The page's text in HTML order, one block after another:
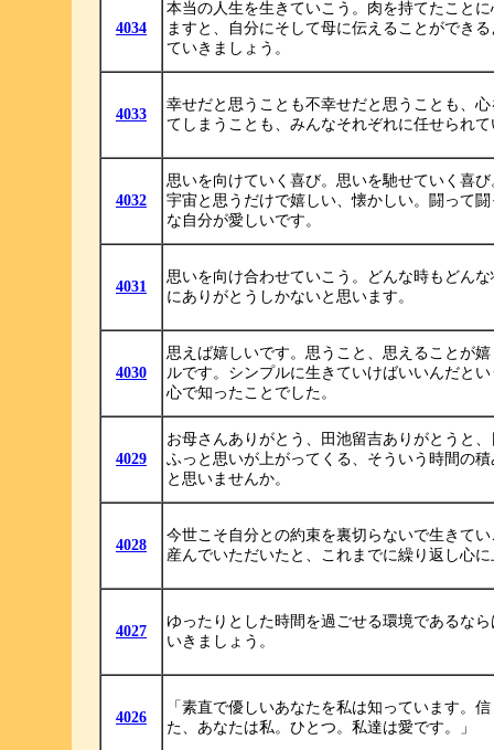
4034
本当の人生を生きていこう。肉を持てたこと
ますと、自分にそして母に伝えることができ
ていきましょう。
4033
幸せだと思うことも不幸せだと思うことも、
てしまうことも、みんなそれぞれに任せられ
4032
思いを向けていく喜び。思いを馳せていく喜
宇宙と思うだけで嬉しい、懐かしい。闘って
な自分が愛しいです。
4031
思いを向け合わせていこう。どんな時もどん
にありがとうしかないと思います。
4030
思えば嬉しいです。思うこと、思えることが
ルです。シンプルに生きていけばいいんだと
心で知ったことでした。
4029
お母さんありがとう、田池留吉ありがとうと
ふっと思いが上がってくる、そういう時間の
と思いませんか。
4028
今世こそ自分との約束を裏切らないで生きて
産んでいただいたと、これまでに繰り返し心
4027
ゆったりとした時間を過ごせる環境であるな
いきましょう。
4026
「素直で優しいあなたを私は知っています。
た、あなたは私。ひとつ。私達は愛です。」